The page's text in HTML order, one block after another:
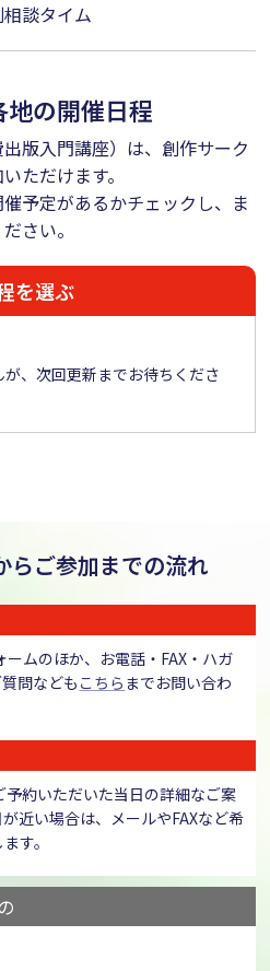
談タイム
地の開催日程
版入門講座）は、創作サーク
ただけます。
予定があるかチェックし、ま
さい。
を選ぶ
、次回更新までお待ちくださ
らご参加までの流れ
ムのほか、お電話・FAX・ハガ
問なども こちら までお問い合わ
約いただいた当日の詳細なご案
近い場合は、メールやFAXなど希
す。